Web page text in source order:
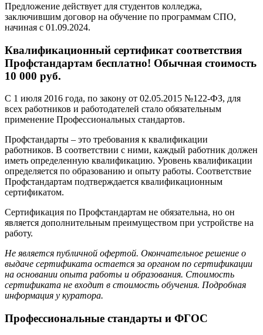
Предложение действует для студентов колледжа,
заключившим договор на обучение по программам СПО,
начиная с 01.09.2024.
Квалификационный сертификат соответствия
Профстандартам бесплатно! Обычная стоимость
10 000 руб.
С 1 июля 2016 года, по закону от 02.05.2015 №122-ФЗ, для
всех работников и работодателей стало обязательным
применение Профессиональных стандартов.
Профстандарты – это требования к квалификации
работников. В соответствии с ними, каждый работник должен
иметь определенную квалификацию. Уровень квалификации
определяется по образованию и опыту работы. Соответствие
Профстандартам подтверждается квалификационным
сертификатом.
Сертификация по Профстандартам не обязательна, но он
является дополнительным преимуществом при устройстве на
работу.
Не является публичной офертой. Окончательное решение о
выдаче сертификата остается за органом по сертификации
на основании опыта работы и образования. Стоимость
сертификата не входит в стоимость обучения. Подробная
информация у куратора.
Профессиональные стандарты и ФГОС